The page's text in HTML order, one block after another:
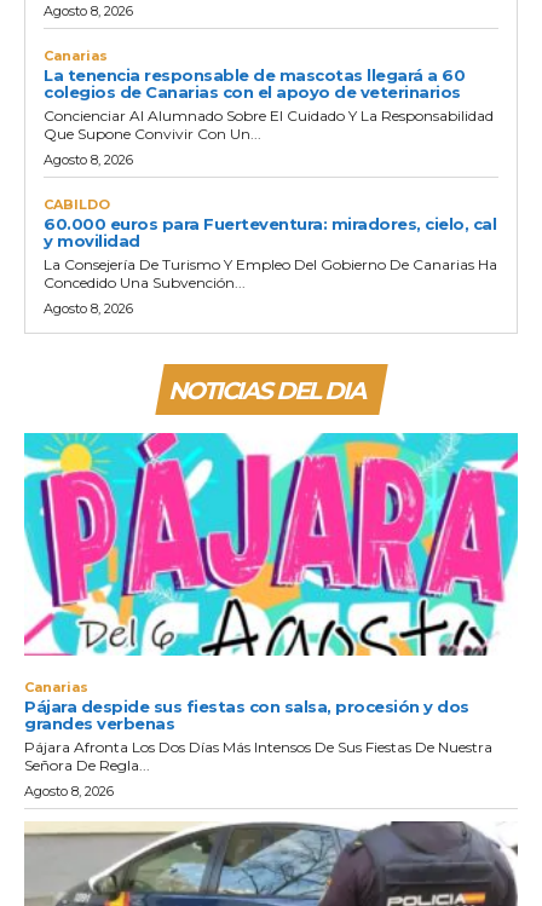
Agosto 8, 2026
Canarias
La tenencia responsable de mascotas llegará a 60
colegios de Canarias con el apoyo de veterinarios
Concienciar Al Alumnado Sobre El Cuidado Y La Responsabilidad
Que Supone Convivir Con Un...
Agosto 8, 2026
CABILDO
60.000 euros para Fuerteventura: miradores, cielo, cal
y movilidad
La Consejería De Turismo Y Empleo Del Gobierno De Canarias Ha
Concedido Una Subvención...
Agosto 8, 2026
NOTICIAS DEL DIA
Canarias
Pájara despide sus fiestas con salsa, procesión y dos
grandes verbenas
Pájara Afronta Los Dos Días Más Intensos De Sus Fiestas De Nuestra
Señora De Regla...
Agosto 8, 2026